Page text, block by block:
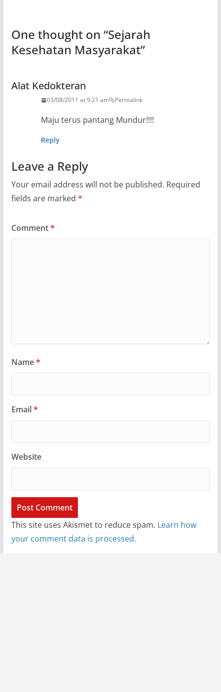
One thought on “Sejarah
Kesehatan Masyarakat”
Alat Kedokteran
03/08/2011 at 9:21 am Permalink
Maju terus pantang Mundur!!!!
Reply
Leave a Reply
Your email address will not be published. Required
fields are marked *
Comment*
Name*
Email*
Website
This site uses Akismet to reduce spam. Learn how
your comment data is processed.